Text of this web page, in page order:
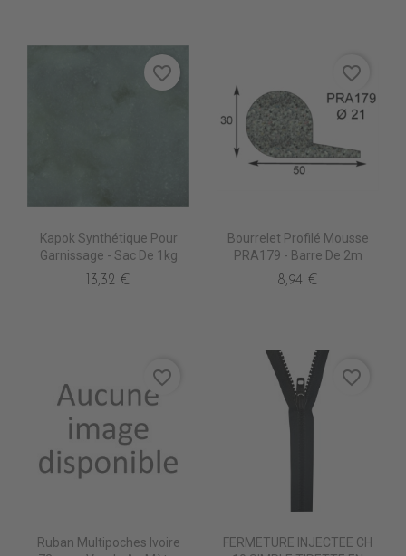
Kapok Synthétique Pour
Garnissage - Sac De 1kg
13,32 €
favorite_border
Bourrelet Profilé Mousse
PRA179 - Barre De 2m
8,94 €
favorite_border
Ruban Multipoches Ivoire
favorite_border
FERMETURE INJECTEE CH
favorite_border